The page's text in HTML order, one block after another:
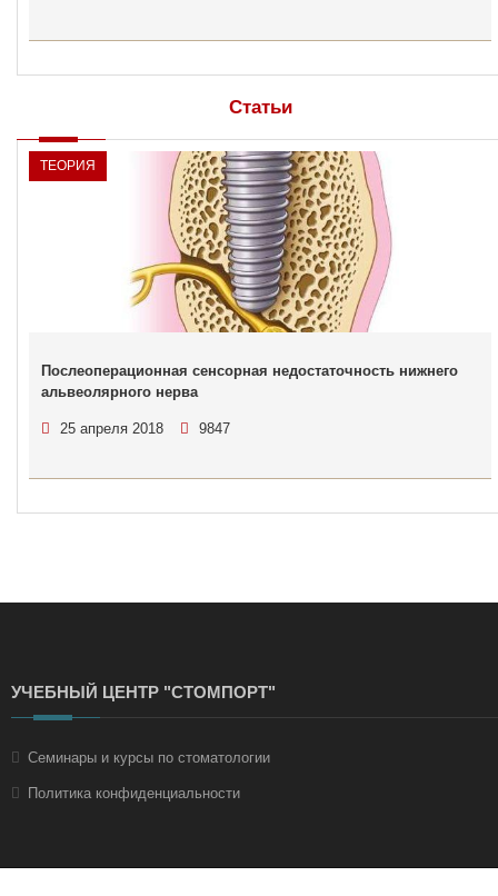
Статьи
ТЕОРИЯ
Послеоперационная сенсорная недостаточность нижнего
альвеолярного нерва
25 апреля 2018 9847
УЧЕБНЫЙ ЦЕНТР "СТОМПОРТ"
Семинары и курсы по стоматологии
Политика конфиденциальности